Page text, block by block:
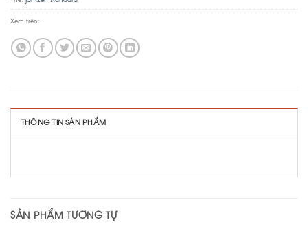
Xem trên:
THÔNG TIN SẢN PHẨM
SẢN PHẨM TƯƠNG TỰ